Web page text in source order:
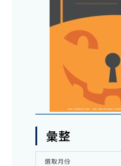
彙整
彙
選取月份